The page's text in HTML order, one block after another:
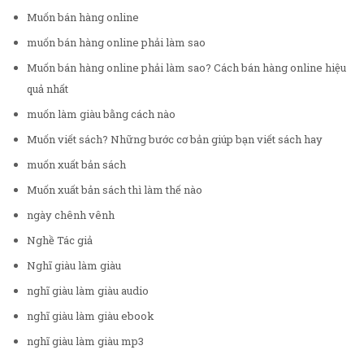
Muốn bán hàng online
muốn bán hàng online phải làm sao
Muốn bán hàng online phải làm sao? Cách bán hàng online hiệu
quả nhất
muốn làm giàu bằng cách nào
Muốn viết sách? Những bước cơ bản giúp bạn viết sách hay
muốn xuất bản sách
Muốn xuất bản sách thì làm thế nào
ngày chênh vênh
Nghề Tác giả
Nghĩ giàu làm giàu
nghĩ giàu làm giàu audio
nghĩ giàu làm giàu ebook
nghĩ giàu làm giàu mp3